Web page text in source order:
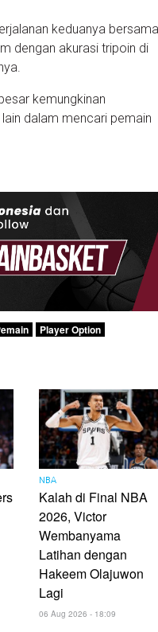
keduanya bersama
dengan akurasi tripoin di
kemungkinan
dalam mencari pemain
Player Option
NBA
Kalah di Final NBA
2026, Victor
Wembanyama
Latihan dengan
Hakeem Olajuwon
Lagi
06 Aug 2026 - 18:09